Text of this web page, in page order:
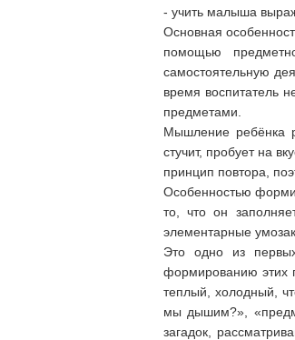
- учить малыша
Основная
помощью
самостоятельную
время воспитатель
предметами.
Мышление ребёнка
стучит, пробует на
принцип повтора,
Особенностью
то, что он
элементарные
Это одно из
формированию этих
теплый, холодный,
мы дышим?»,
загадок,